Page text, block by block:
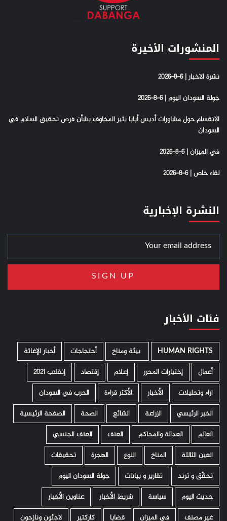
المنشورات الأخيرة
نشرة الاخبار | 6-8-2026
جولة السودان اليوم | 6-8-2026
الانقسام حول مشاورات أديس أبابا يثير المخاوف بشأن فرص تحقيق السلام في
السودان
في الميزان | 6-8-2026
لقاء خاص | 6-8-2026
النشرة الإخبارية
فئات الأخبار
HUMAN RIGHTS ­ بيئة ومناخ أحتجاجات
أخبار الإغاثة
أعمال
إختيارات المحرر إعلام إقتصاد
إنقلاب 2021
اراء وتحليلات
الأخبار الأكثر قراءة
الحرب في السودان
الخبر الرئيسي
الزراعة الشائع الصحة
الصفحة الرئيسية
العالم
العدالة والمحاكم العنف
العنف الجنسي
العين الثالثة
المناخ النوع الهجرة
تحقيقات
تحقّق و ترند
تقارير و بيانات
جولة السودان اليوم
حديث اليوم
سياسة شريط الأخبار
عناوين الأخبار
غير مصنف
في الميزان قضايا كاركتير لاجئون ونازحون